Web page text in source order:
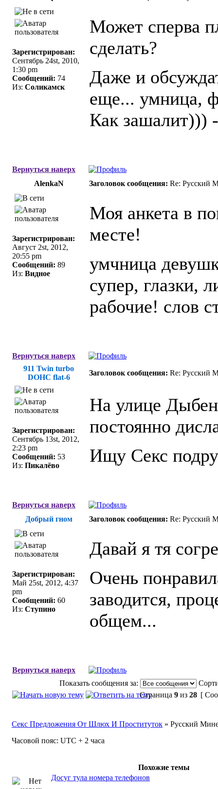
Зарегистрирован:
Сентябрь 24st, 2010,
1:30 pm
Сообщений: 74
Из: Соликамск
Может сперва
сделать?
Даже и
еще... умница,
Как зашалит)))
Вернуться наверх
AlenkaN
Заголовок сообщения: Re: Русский
Зарегистрирован:
Август 2st, 2012,
20:55 pm
Сообщений: 89
Из: Видное
Моя анкета в
месте!
умчница
супер, глазки,
рабочие! слов
Вернуться наверх
911 Twin turbo
DOHC flat-6
Заголовок сообщения: Re: Русский
Зарегистрирован:
Сентябрь 13st, 2012,
2:23 pm
Сообщений: 53
Из: Пикалёво
На улице
постоянно
Ищу Секс
Вернуться наверх
Добрый гном
Заголовок сообщения: Re: Русский
Зарегистрирован:
Май 25st, 2012, 4:37
pm
Сообщений: 60
Из: Ступино
Давай я тя
Очень
заводится,
общем...
Вернуться наверх
Показать сообщения за:
Страница 9 из 28 [
Секс Предложения От Шлюх И Проституток » Русский
Часовой пояс: UTC + 2 часа
Похожие темы
Досуг тула номера телефонов